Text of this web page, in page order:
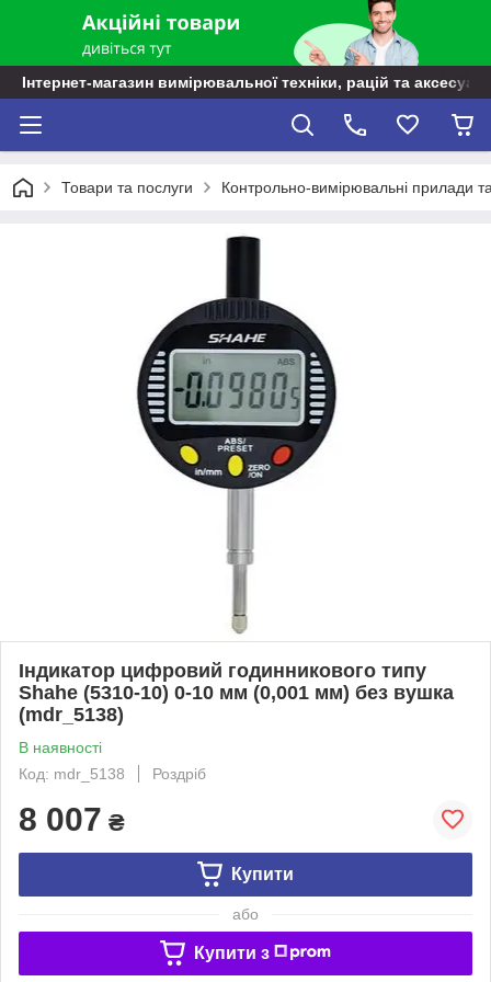
Інтернет-магазин вимірювальної техніки, рацій та
Товари та послуги Контрольно-вимірювальні прилади
Індикатор цифровий годинникового типу
Shahe (5310-10) 0-10 мм (0,001 мм) без вушка
(mdr_5138)
В наявності
Код: mdr_5138
Роздріб
8 007 ₴
Купити
або
Купити з